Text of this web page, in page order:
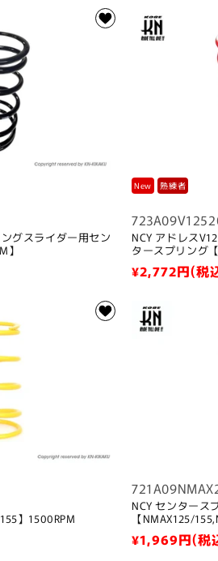
グスライダー用セン
】
New 熟練者
NCY アドレス
タースプリング
通
価
格
¥2,772円(税
】1500RPM
NCY センタース
【NMAX125/
通
¥1,969円(税